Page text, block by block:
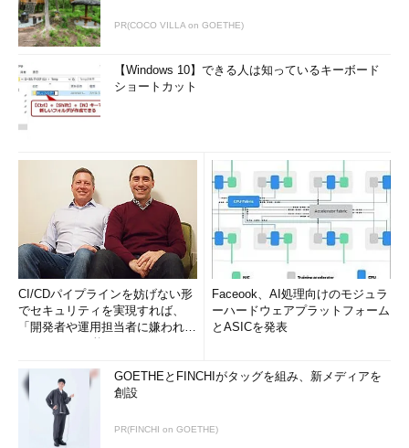
PR(COCO VILLA on GOETHE)
【Windows 10】できる人は知っているキーボード
ショートカット
CI/CDパイプラインを妨げない形
でセキュリティを実現すれば、
「開発者や運用担当者に嫌われな
Faceook、AI処理向けのモジュラ
ーハードウェアプラットフォーム
とASICを発表
GOETHEとFINCHIがタッグを組み、新メディアを
創設
PR(FINCHI on GOETHE)